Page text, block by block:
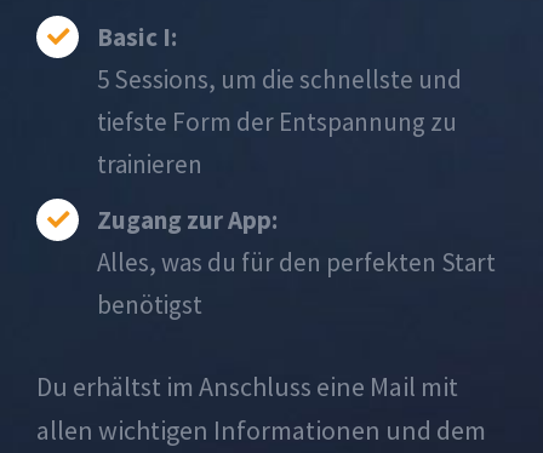
Basic I:
5 Sessions, um die schnellste und
tiefste Form der Entspannung zu
trainieren
Zugang zur App:
Alles, was du für den perfekten Start
benötigst
Du erhältst im Anschluss eine Mail mit
allen wichtigen Informationen und dem